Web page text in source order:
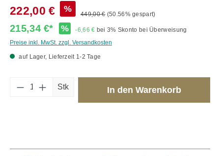
222,00 € %
449,00 € (50.56% gespart)
215,34 €* % -6,66 € bei 3% Skonto bei Überweisung
Preise inkl. MwSt. zzgl. Versandkosten
auf Lager, Lieferzeit 1-2 Tage
Produkt Anzahl: Gib den gewünschten
Stk In den Warenkorb